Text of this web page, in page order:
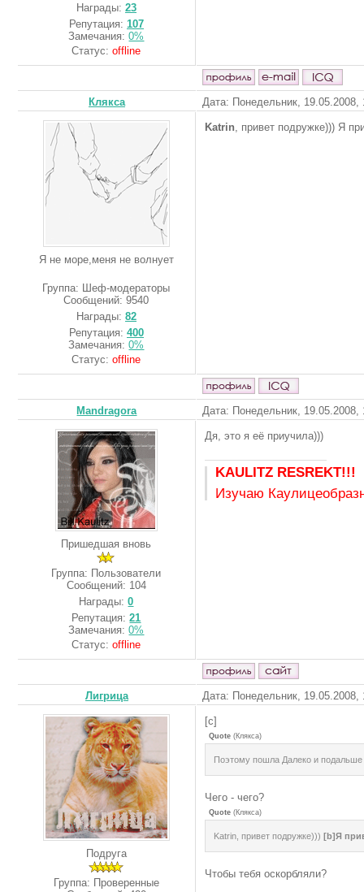
Награды: 23
Репутация: 107
Замечания:0%
Статус:offline
Клякса Дата: Понедельник,
Я не море,меня не волнует
Группа: Шеф-модераторы
Сообщений:9540
Награды: 82
Репутация: 400
Замечания:0%
Статус:offline
Katrin, привет подружке))) Я
Mandragora Дата: Понедельник,
Пришедшая вновь
Группа: Пользователи
Сообщений: 104
Награды:0
Репутация:21
Замечания:0%
Статус:offline
Дя, это я её приучила)))
KAULITZ RESREKT!!!
Изучаю
Лигрица Дата: Понедельник,
Подруга
Группа: Проверенные
[c]
Quote (Клякса)
Поэтому пошла Далеко и
Чего - чего?
Quote (Клякса)
Katrin, привет подружке))) [b]Я
Чтобы тебя оскорбляли?